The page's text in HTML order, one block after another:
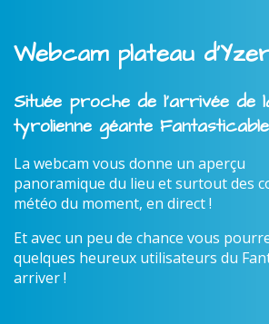
Webcam plateau
Située proche de l'arrivée de
tyrolienne géante Fantasticable
La webcam vous donne un aperçu
panoramique du lieu et surtout des
météo du moment, en direct !
Et avec un peu de chance vous
quelques heureux utilisateurs du
arriver !